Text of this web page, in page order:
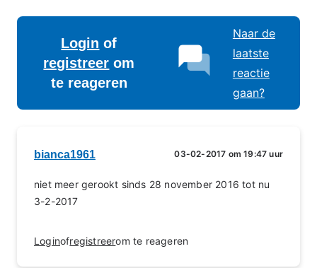
Login of
registreer om
te reageren
Naar de
laatste
reactie
gaan?
bianca1961 03-02-2017 om 19:47 uur
niet meer gerookt sinds 28 november 2016 tot nu
3-2-2017
Loginofregistreerom te reageren